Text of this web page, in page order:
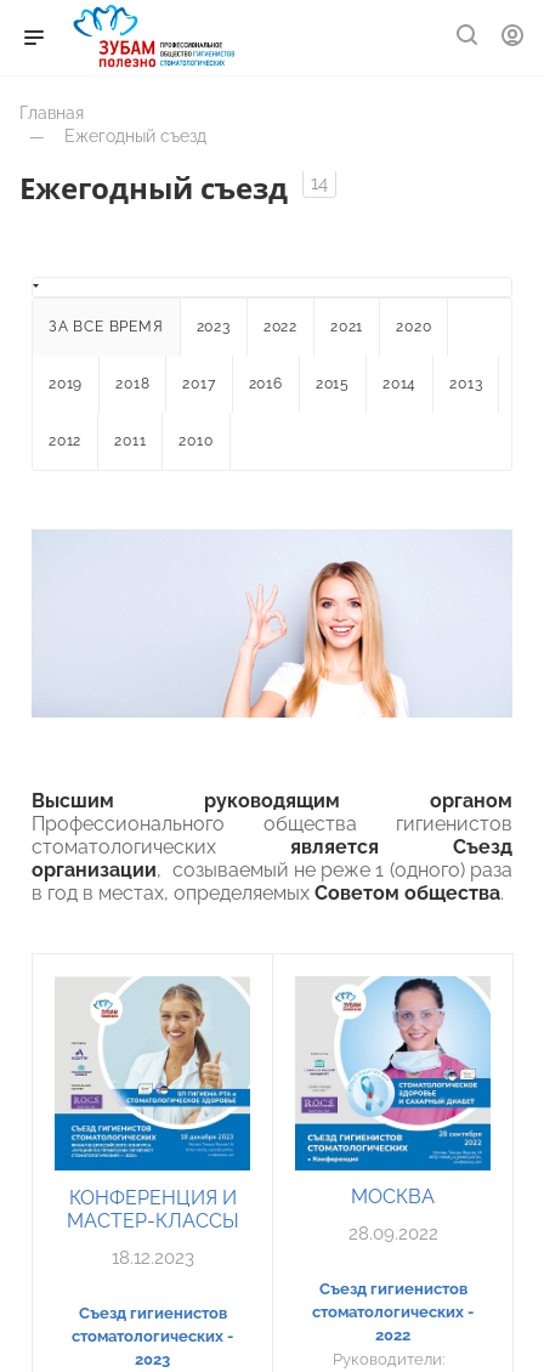
Ежегодный съезд 14
Главная
—
Ежегодный съезд
ЗА ВСЕ ВРЕМЯ 2023 2022 2021 2020
2019 2018 2017 2016 2015 2014 2013
2012 2011 2010
Высшим руководящим органом
Профессионального общества гигиенистов
стоматологических является Съезд
организации, созываемый не реже 1 (одного) раза
в год в местах, определяемых Советом общества.
КОНФЕРЕНЦИЯ И
МАСТЕР-КЛАССЫ
18.12.2023
Съезд гигиенистов
стоматологических -
2023
МОСКВА
28.09.2022
Съезд гигиенистов
стоматологических -
2022
Руководители: